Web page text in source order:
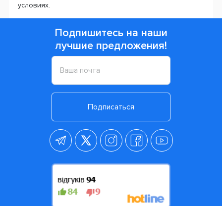
условиях.
Подпишитесь на наши
лучшие предложения!
Подписаться